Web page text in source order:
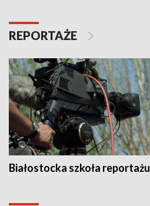
REPORTAŻE
Białostocka szkoła reportażu